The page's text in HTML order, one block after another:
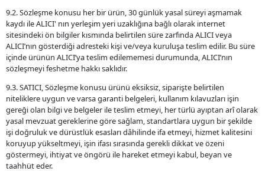
9.2. Sözleşme konusu her bir ürün, 30 günlük yasal süreyi aşmamak
kaydı ile ALICI' nın yerleşim yeri uzaklığına bağlı olarak internet
sitesindeki ön bilgiler kısmında belirtilen süre zarfında ALICI veya
ALICI’nın gösterdiği adresteki kişi ve/veya kuruluşa teslim edilir. Bu süre
içinde ürünün ALICI’ya teslim edilememesi durumunda, ALICI’nın
sözleşmeyi feshetme hakkı saklıdır.
9.3. SATICI, Sözleşme konusu ürünü eksiksiz, siparişte belirtilen
niteliklere uygun ve varsa garanti belgeleri, kullanım kılavuzları işin
gereği olan bilgi ve belgeler ile teslim etmeyi, her türlü ayıptan arî olarak
yasal mevzuat gereklerine göre sağlam, standartlara uygun bir şekilde
işi doğruluk ve dürüstlük esasları dâhilinde ifa etmeyi, hizmet kalitesini
koruyup yükseltmeyi, işin ifası sırasında gerekli dikkat ve özeni
göstermeyi, ihtiyat ve öngörü ile hareket etmeyi kabul, beyan ve
taahhüt eder.